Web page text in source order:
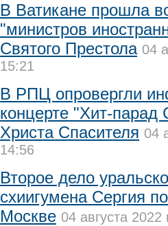
В Ватикане прошла
"министров
Святого Престола 04
15:21
В РПЦ опровергли
концерте "Хит-
Христа Спасителя 04
14:56
Второе дело
схиигумена Сергия
Москве 04 августа 2022